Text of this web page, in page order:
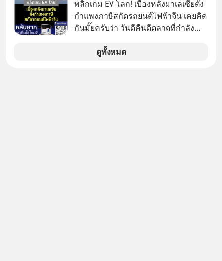
สัญญาณเตือนระเบิดเวลาลูกใหม่ที่
กำลังก่อตัวขึ้น จาก "ระเบิดหนี้สิน
AI" ที่ผู้คนกำลังแห่ไล่ราคาอย่างบ้าคลั่ง
บทเรียนจากประวัติศาสตร์ 500 ปี บอก
พลิกเกม EV โลก! เบื้องหลังมาเลเซียตั้ง
กำแพงภาษีสกัดรถยนต์ไฟฟ้าจีน เคยคิด
กันมั๊ยครับว่า วันดีคืนดีตลาดที่กำลัง
จนหน้าทิ่มแบบไม่ทันตั้งตัว…
ดูทั้งหมด